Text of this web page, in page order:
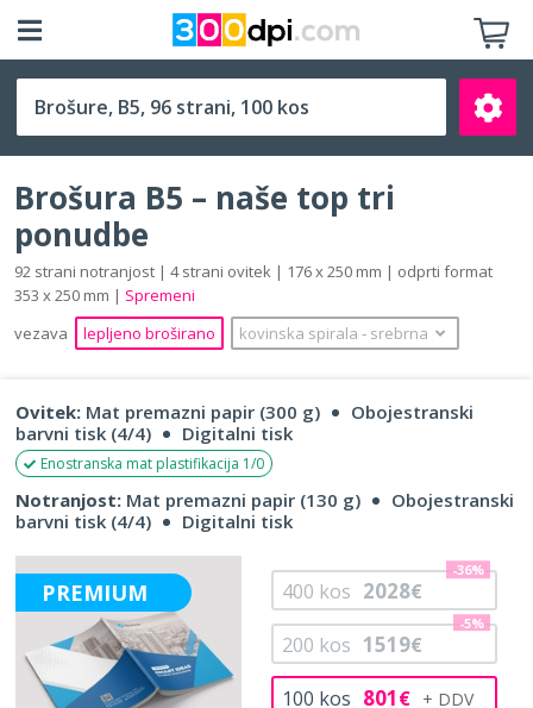
B5 (176 x 250 mm)
Išči
Brošura B5 – naše top tri
ponudbe
92 strani notranjost | 4 strani ovitek | 176 x 250 mm | odprti format
353 x 250 mm | Spremeni
vezava
lepljeno broširano kovinska spirala ‐ srebrna
Ovitek: Mat premazni papir (300 g)
Obojestranski
barvni tisk (4/4)
Digitalni tisk
Enostranska mat plastifikacija 1/0
Notranjost: Mat premazni papir (130 g)
Obojestranski
barvni tisk (4/4)
Digitalni tisk
PREMIUM
100 kos 801€
200 kos 1519€
-5%
400 kos 2028€
-36%